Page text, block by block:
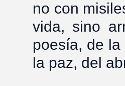
no con
vida, sino
poesía, de la
la paz, del